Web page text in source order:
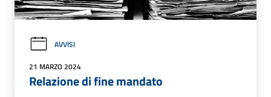
AVVISI
21 MARZO 2024
Relazione di fine mandato